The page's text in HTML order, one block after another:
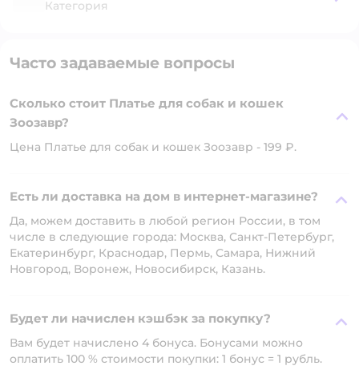
Категория
Часто задаваемые вопросы
Сколько стоит Платье для собак и кошек
Зоозавр?
Цена Платье для собак и кошек Зоозавр - 199 ₽.
Есть ли доставка на дом в интернет-магазине?
Да, можем доставить в любой регион России, в том
числе в следующие города: Москва, Санкт-Петербург,
Екатеринбург, Краснодар, Пермь, Самара, Нижний
Новгород, Воронеж, Новосибирск, Казань.
Будет ли начислен кэшбэк за покупку?
Вам будет начислено 4 бонуса. Бонусами можно
оплатить 100 % стоимости покупки: 1 бонус = 1 рубль.